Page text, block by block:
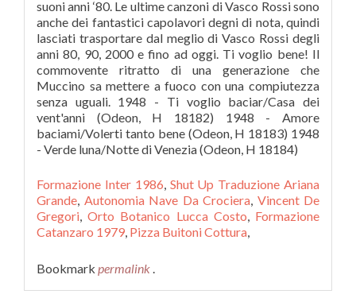
suoni anni ‘80. Le ultime canzoni di Vasco Rossi sono
anche dei fantastici capolavori degni di nota, quindi
lasciati trasportare dal meglio di Vasco Rossi degli
anni 80, 90, 2000 e fino ad oggi. Ti voglio bene! Il
commovente ritratto di una generazione che
Muccino sa mettere a fuoco con una compiutezza
senza uguali. 1948 - Ti voglio baciar/Casa dei
vent'anni (Odeon, H 18182) 1948 - Amore
baciami/Volerti tanto bene (Odeon, H 18183) 1948
- Verde luna/Notte di Venezia (Odeon, H 18184)
Formazione Inter 1986, Shut Up Traduzione Ariana
Grande, Autonomia Nave Da Crociera, Vincent De
Gregori,Orto Botanico Lucca Costo, Formazione
Catanzaro 1979, Pizza Buitoni Cottura,
Bookmark permalink .